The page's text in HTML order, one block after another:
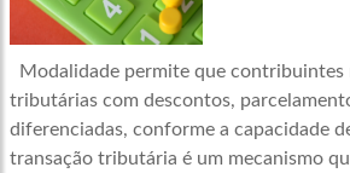
Modalidade permite que contribuintes
tributárias com descontos,
diferenciadas, conforme a capacidade
transação tributária é um mecanismo